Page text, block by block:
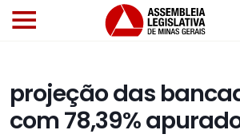
projeção das
com 78,39%